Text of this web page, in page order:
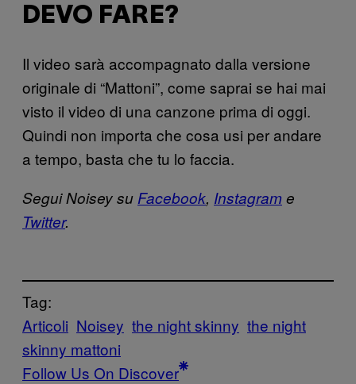
DEVO FARE?
Il video sarà accompagnato dalla versione
originale di “Mattoni”, come saprai se hai mai
visto il video di una canzone prima di oggi.
Quindi non importa che cosa usi per andare
a tempo, basta che tu lo faccia.
Segui Noisey su Facebook, Instagrame
Twitter.
Tag:
Articoli Noisey the night skinny the night
skinny mattoni
Follow Us On Discover